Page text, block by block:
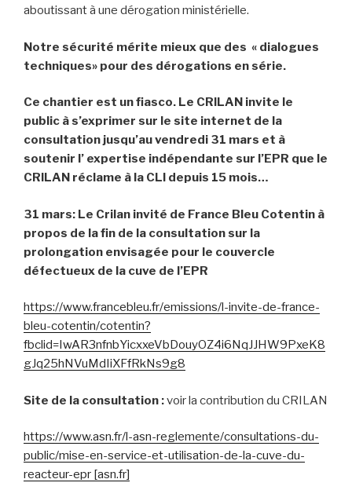
aboutissant à une dérogation ministérielle.
Notre sécurité mérite mieux que des « dialogues
techniques» pour des dérogations en série.
Ce chantier est un fiasco. Le CRILAN invite le
public à s’exprimer sur le site internet de la
consultation jusqu’au vendredi 31 mars et à
soutenir l’ expertise indépendante sur l’EPR que le
CRILAN réclame à la CLI depuis 15 mois…
31 mars: Le Crilan invité de France Bleu Cotentin à
propos de la fin de la consultation sur la
prolongation envisagée pour le couvercle
défectueux de la cuve de l’EPR
https://www.francebleu.fr/emissions/l-invite-de-france-
bleu-cotentin/cotentin?
fbclid=IwAR3nfnbYicxxeVbDouyOZ4i6NqJJHW9PxeK8
gJq25hNVuMdIiXFfRkNs9g8
Site de la consultation :voir la contribution du CRILAN
https://www.asn.fr/l-asn-reglemente/consultations-du-
public/mise-en-service-et-utilisation-de-la-cuve-du-
reacteur-epr [asn.fr]